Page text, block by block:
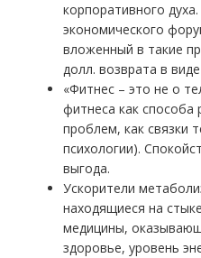
корпоративного
экономического
вложенный в такие
долл. возврата в
«Фитнес – это не о
фитнеса как способа
проблем, как связки
психологии).
выгода.
Ускорители
находящиеся на
медицины,
здоровье, уровень